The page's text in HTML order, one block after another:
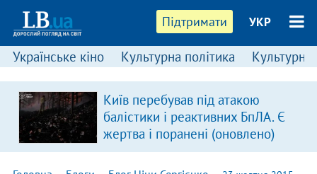
Підтримати УКР
Українське кіно Культурна політика Культурні
Київ перебував під атакою
балістики і реактивних БпЛА. Є
жертва і поранені (оновлено)